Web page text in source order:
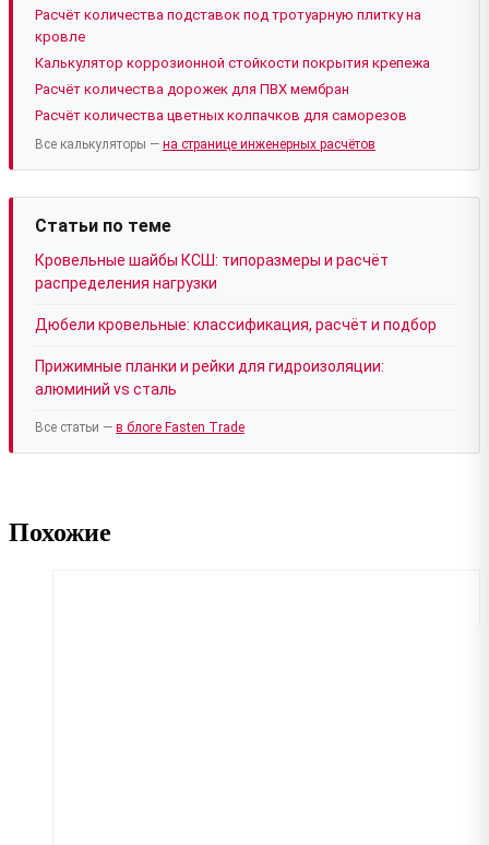
Расчёт количества подставок под тротуарную плитку на
кровле
Калькулятор коррозионной стойкости покрытия крепежа
Расчёт количества дорожек для ПВХ мембран
Расчёт количества цветных колпачков для саморезов
Все калькуляторы — на странице инженерных расчётов
Статьи по теме
Кровельные шайбы КСШ: типоразмеры и расчёт
распределения нагрузки
Дюбели кровельные: классификация, расчёт и подбор
Прижимные планки и рейки для гидроизоляции:
алюминий vs сталь
Все статьи — в блоге Fasten Trade
Похожие